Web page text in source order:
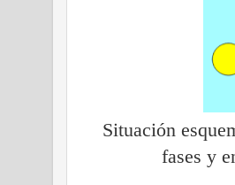
Situación
fases y